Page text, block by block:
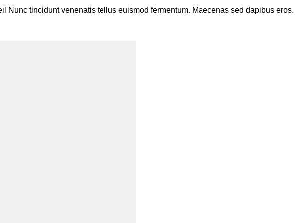
Nunc tincidunt venenatis tellus euismod fermentum. Maecenas sed dapibus eros.